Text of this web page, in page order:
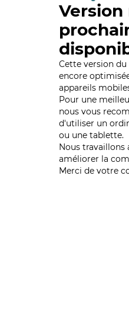
Cette version du
encore
appareils
Pour une
nous vous
d'utiliser un
ou une tablette.
Nous travaillons
améliorer la
Merci de votre